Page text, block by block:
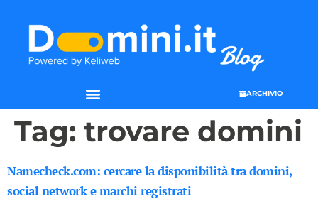
ARCHIVIO
Tag: trovare domini
Namecheck.com: cercare la disponibilità tra domini,
social network e marchi registrati